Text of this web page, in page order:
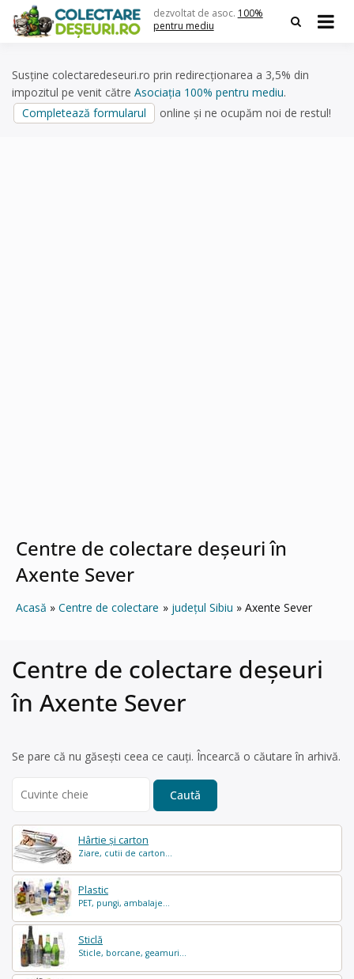
content
dezvoltat de asoc. 100%
pentru mediu
Susține colectaredeseuri.ro prin redirecționarea a 3,5% din
impozitul pe venit către Asociația 100% pentru mediu.
Completează formularul
online și ne ocupăm noi de restul!
Centre de colectare deșeuri în
Axente Sever
Acasă Centre de colectare județul Sibiu Axente Sever
Hârtie și carton
Ziare, cutii de carton...
Plastic
PET, pungi, ambalaje...
Sticlă
Sticle, borcane, geamuri...
Centre de colectare deșeuri
în Axente Sever
Se pare că nu găsești ceea ce cauți. Încearcă o căutare în arhivă.
for: